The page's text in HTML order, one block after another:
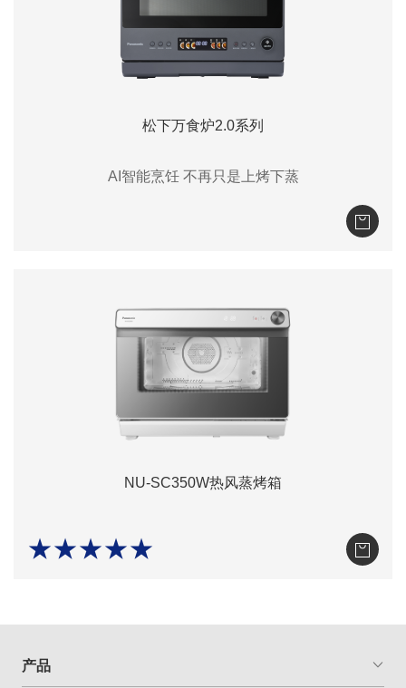
松下万食炉2.0系列
AI智能烹饪 不再只是上烤下蒸
NU-SC350W热风蒸烤箱
★★★★★
产品